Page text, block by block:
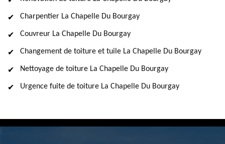
Charpentier La Chapelle Du Bourgay
Couvreur La Chapelle Du Bourgay
Changement de toiture et tuile La Chapelle Du Bourgay
Nettoyage de toiture La Chapelle Du Bourgay
Urgence fuite de toiture La Chapelle Du Bourgay